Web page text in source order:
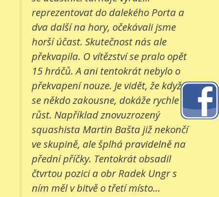
reprezentovat do dalekého Porta a
dva další na hory, očekávali jsme
horší účast. Skutečnost nás ale
překvapila. O vítězství se pralo opět
15 hráčů. A ani tentokrát nebylo o
překvapení nouze. Je vidět, že když
se někdo zakousne, dokáže rychle
růst. Například znovuzrozený
squashista Martin Bašta již nekončí
ve skupině, ale šplhá pravidelně na
přední příčky. Tentokrát obsadil
čtvrtou pozici a obr Radek Ungr s
ním měl v bitvě o třetí místo...